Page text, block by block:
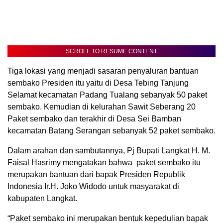
SCROLL TO RESUME CONTENT
Tiga lokasi yang menjadi sasaran penyaluran bantuan
sembako Presiden itu yaitu di Desa Tebing Tanjung
Selamat kecamatan Padang Tualang sebanyak 50 paket
sembako. Kemudian di kelurahan Sawit Seberang 20
Paket sembako dan terakhir di Desa Sei Bamban
kecamatan Batang Serangan sebanyak 52 paket sembako.
Dalam arahan dan sambutannya, Pj Bupati Langkat H. M.
Faisal Hasrimy mengatakan bahwa paket sembako itu
merupakan bantuan dari bapak Presiden Republik
Indonesia Ir.H. Joko Widodo untuk masyarakat di
kabupaten Langkat.
“Paket sembako ini merupakan bentuk kepedulian bapak